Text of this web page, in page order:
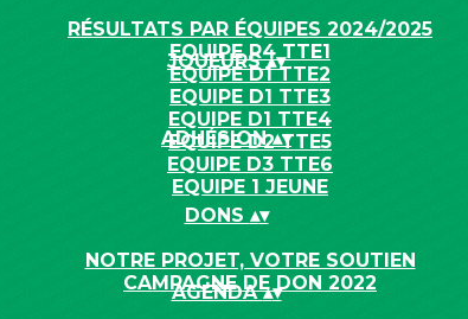
RÉSULTATS PAR ÉQUIPES 2024/2025
EQUIPE R4 TTE1
EQUIPE D1 TTE2
EQUIPE D1 TTE3
EQUIPE D1 TTE4
EQUIPE D2 TTE5
EQUIPE D3 TTE6
EQUIPE 1 JEUNE
JOUEURS▴▾
ADHÉSION▴▾
DONS ▴▾
NOTRE PROJET, VOTRE SOUTIEN
CAMPAGNE DE DON 2022
AGENDA▴▾